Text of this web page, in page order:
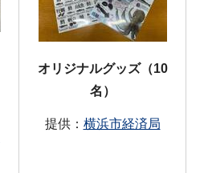
オリジナルグッズ（10
名）
提供： 横浜市経済局